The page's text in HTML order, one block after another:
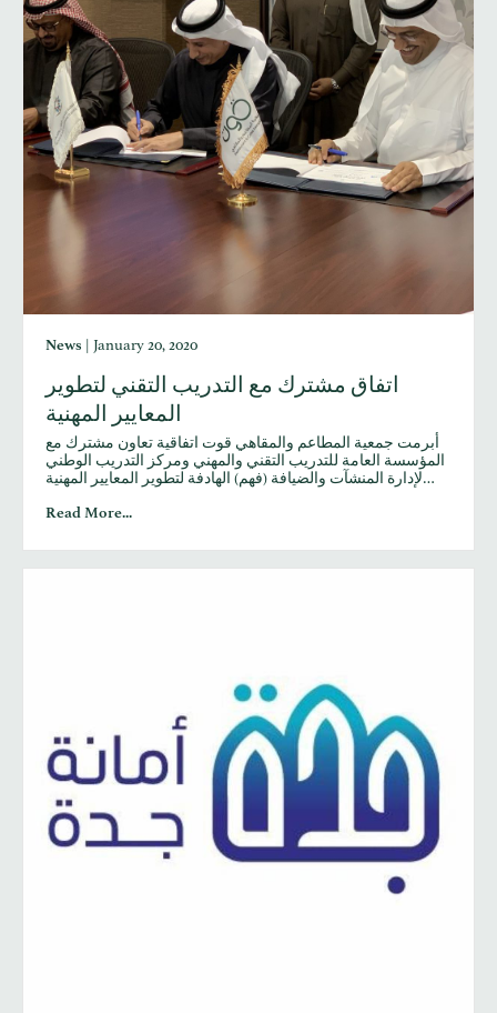
News | January 20, 2020
اتفاق مشترك مع التدريب التقني لتطوير
المعايير المهنية
أبرمت جمعية المطاعم والمقاهي قوت اتفاقية تعاون مشترك مع
المؤسسة العامة للتدريب التقني والمهني ومركز التدريب الوطني
لإدارة المنشآت والضيافة (فهم) الهادفة لتطوير المعايير المهنية…
Read More...